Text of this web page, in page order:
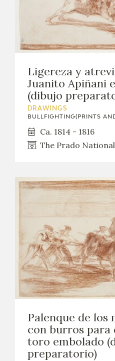
Ligereza y
Juanito Apiñani
(dibujo
DRAWINGS
BULLFIGHTING(PRINTS
Ca. 1814 - 1816
The Prado
Palenque de los
con burros para
toro embolado
preparatorio)